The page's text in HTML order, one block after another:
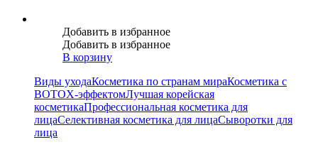
Добавить в избранное
Добавить в избранное
В корзину
Виды уходаКосметика по странам мираКосметика с
BOTOX-эффектомЛучшая корейская
косметикаПрофессиональная косметика для
лицаСелективная косметика для лицаСыворотки для
лица